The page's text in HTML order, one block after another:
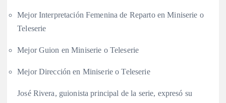
Mejor Interpretación Femenina de Reparto en Miniserie o
Teleserie
Mejor Guion en Miniserie o Teleserie
Mejor Dirección en Miniserie o Teleserie
José Rivera, guionista principal de la serie, expresó su